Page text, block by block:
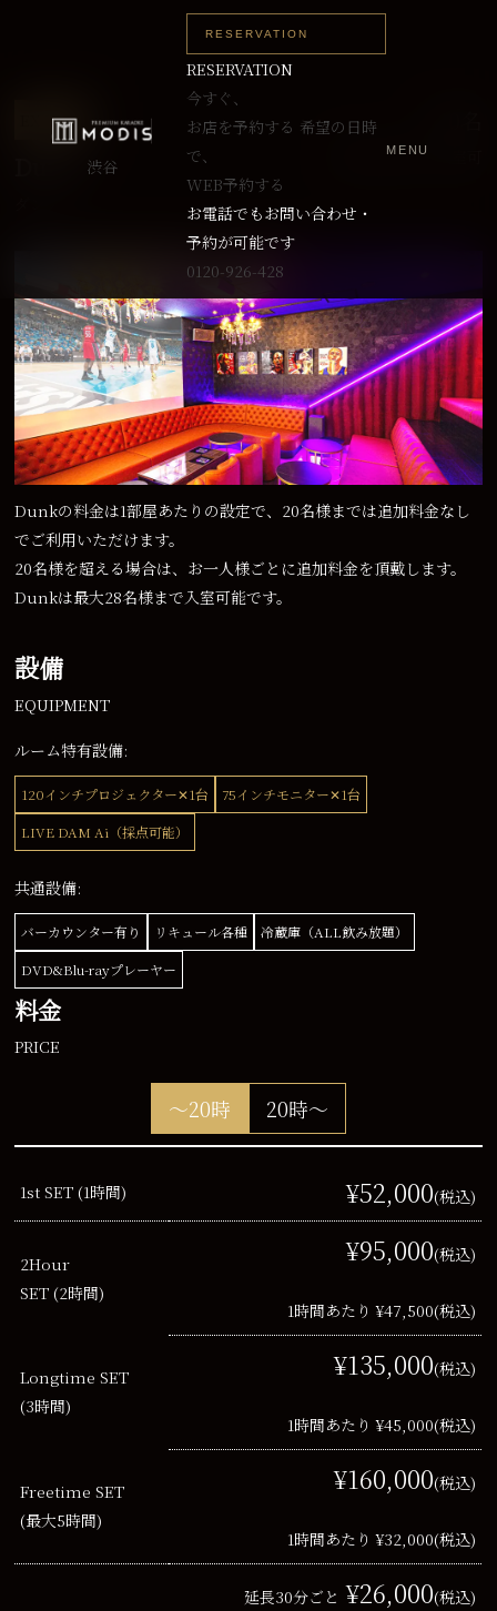
渋谷
RESERVATION
RESERVATION
今すぐ、
お店を予約する 希望の日時
で、
WEB予約する
お電話でもお問い合わせ・
予約が可能です
0120-926-428
MENU
EX TYPE
最大28名まで入室可
Dunkの料金は1部屋あたりの設定で、20名様までは追加料金なし
でご利用いただけます。
20名様を超える場合は、お一人様ごとに追加料金を頂戴します。
Dunkは最大28名様まで入室可能です。
設備
EQUIPMENT
ルーム特有設備:
120インチプロジェクター✕1台
75インチモニター✕1台
LIVE DAM Ai（採点可能）
共通設備:
バーカウンター有り リキュール各種
冷蔵庫（ALL飲み放題）
DVD&Blu-rayプレーヤー
料金
PRICE
～20時 20時～
1st SET (1時間) ¥52,000(税込)
2Hour
SET (2時間)
¥95,000(税込)
1時間あたり ¥47,500(税込)
Longtime SET
(3時間)
¥135,000(税込)
1時間あたり ¥45,000(税込)
Freetime SET
(最大5時間)
¥160,000(税込)
1時間あたり ¥32,000(税込)
延長30分ごと ¥26,000(税込)